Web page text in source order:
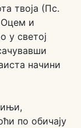
твоја (Пс.
Оцем и
у светој
начини
по обичају